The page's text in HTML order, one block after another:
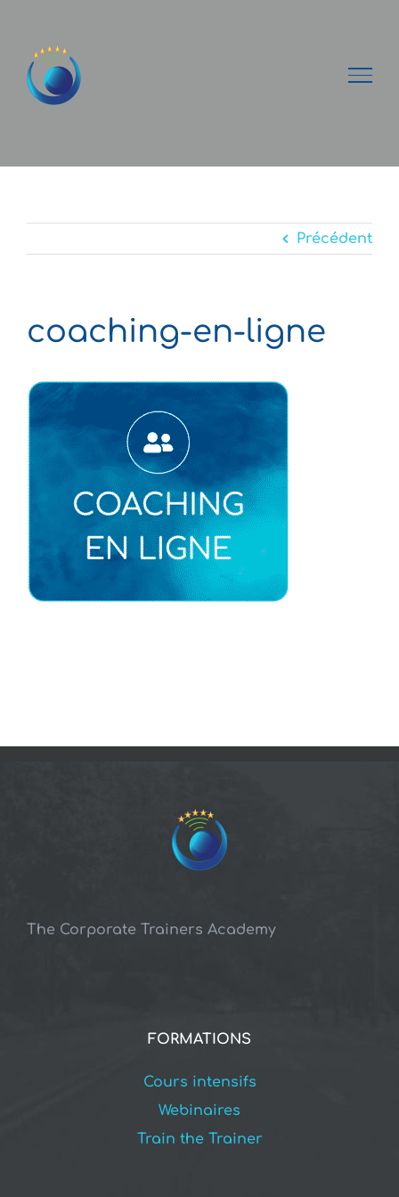
contenu
Précédent
coaching-en-ligne
The Corporate Trainers Academy
FORMATIONS
Cours intensifs
Webinaires
Train the Trainer